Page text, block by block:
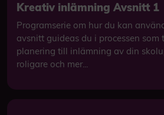
Kreativ inlämning Avsnitt 1
Programserie om hur du kan
avsnitt guideas du i processen som
planering till inlämning av din
roligare och mer...